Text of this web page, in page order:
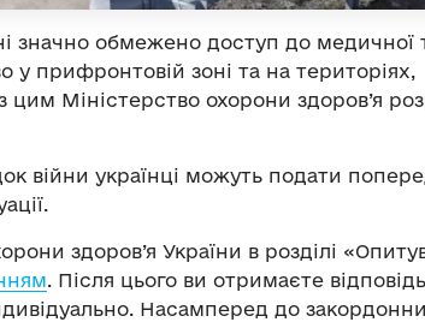
значно обмежено доступ до медичної
у прифронтовій зоні та на територіях,
з цим Міністерство охорони здоров’я
війни українці можуть подати
здоров’я України в розділі
. Після цього ви отримаєте
Насамперед до